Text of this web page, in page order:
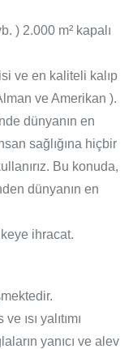
) 2.000 m² kapalı
ve en kaliteli kalıp
ve Amerikan ).
dünyanın en
sağlığına hiçbir
Bu konuda,
dünyanın en
ihracat.
ısı yalıtımı
yanıcı ve alev